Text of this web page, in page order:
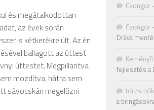
és megátalkodottan
az évek során
is kétkerékre ült. Az én
ballagott az úttest
úttestet. Megpillantva
mozdítva, hátra sem
sávocskán megelőzni
Csongor -
Csongor -
Dráva
fejlesztés a
a